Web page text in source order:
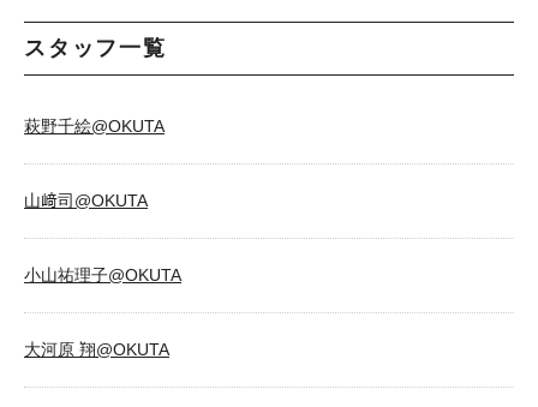
スタッフ一覧
萩野千絵@OKUTA
山﨑司@OKUTA
小山祐理子@OKUTA
大河原 翔@OKUTA